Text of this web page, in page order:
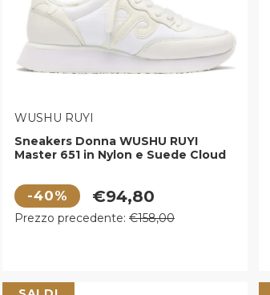
VENDITORE:
WUSHU RUYI
Sneakers Donna WUSHU RUYI
Master 651 in Nylon e Suede Cloud
-40%
Prezzo di vendita€94,80
Prezzo regolare
Prezzo precedente: €158,00